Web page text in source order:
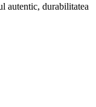
autentic, durabilitatea